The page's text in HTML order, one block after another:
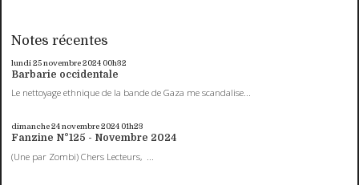
Notes récentes
lundi 25novembre 2024 00h32
Barbarie occidentale
Le nettoyage ethnique de la bande de Gaza me scandalise...
dimanche 24novembre 2024 01h23
Fanzine N°125 - Novembre 2024
(Une par Zombi) Chers Lecteurs, ...